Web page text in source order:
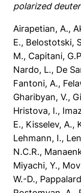
polarized
Airapetian, A.,
E., Belostotski,
M., Capitani,
Nardo, L., De
Fantoni, A.,
Gharibyan, V.,
Hristova, I.,
E., Kisselev, A.,
Lehmann, I.,
N.C.R.,
Miyachi, Y.,
W.-D.,